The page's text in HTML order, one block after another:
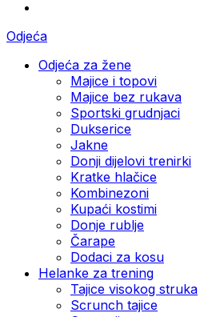
Odjeća
Odjeća za žene
Majice i topovi
Majice bez rukava
Sportski grudnjaci
Dukserice
Jakne
Donji dijelovi trenirki
Kratke hlačice
Kombinezoni
Kupaći kostimi
Donje rublje
Čarape
Dodaci za kosu
Helanke za trening
Tajice visokog struka
Scrunch tajice